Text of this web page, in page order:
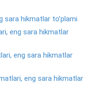
sara hikmatlar to’plami
eng sara hikmatlar
eng sara hikmatlar
eng sara hikmatlar